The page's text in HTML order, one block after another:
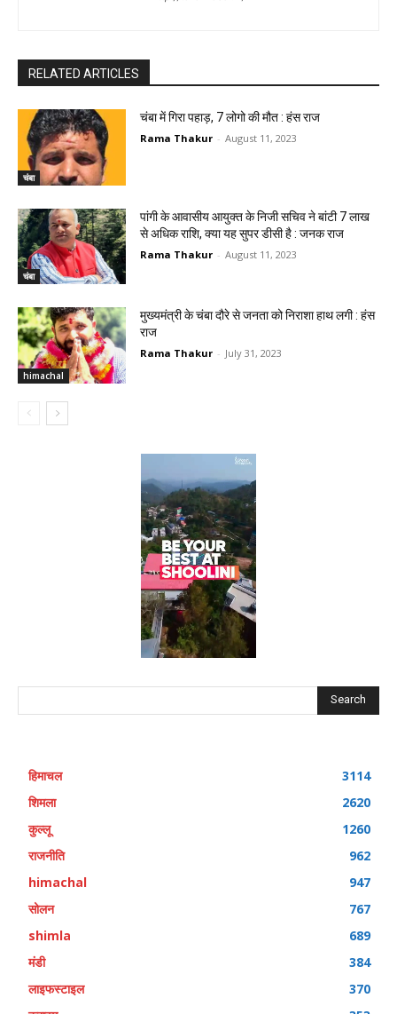
RELATED ARTICLES
चंबा
चंबा में गिरा पहाड़, 7 लोगो की मौत : हंस राज
Rama Thakur - August 11, 2023
चंबा
पांगी के आवासीय आयुक्त के निजी सचिव ने बांटी 7 लाख
से अधिक राशि, क्या यह सुपर डीसी है : जनक राज
Rama Thakur - August 11, 2023
himachal
मुख्यमंत्री के चंबा दौरे से जनता को निराशा हाथ लगी : हंस
राज
Rama Thakur - July 31, 2023
Search
हिमाचल
3114
शिमला
2620
कुल्लू
1260
राजनीति
962
himachal
947
सोलन
767
shimla
689
मंडी
384
लाइफस्टाइल
370